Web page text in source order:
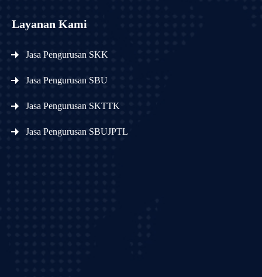
Layanan Kami
Jasa Pengurusan SKK
Jasa Pengurusan SBU
Jasa Pengurusan SKTTK
Jasa Pengurusan SBUJPTL